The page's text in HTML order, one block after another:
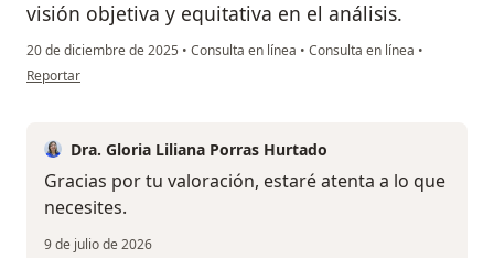
visión objetiva y equitativa en el análisis.
20 de diciembre de 2025 • Consulta en línea • Consulta en línea •
en opinión del usuario Lm
Reportar
Dra. Gloria Liliana Porras Hurtado
Gracias por tu valoración, estaré atenta a lo que
necesites.
9 de julio de 2026